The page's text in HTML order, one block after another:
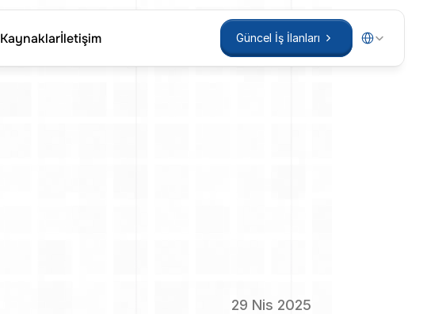
Kaynaklarİletişim
Güncel İş İlanları
Select Language
29 Nis 2025